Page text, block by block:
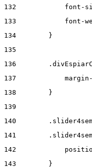
132
font-
133
font-
134
        }
135
136
137
138
        }
139
140
141
142
143
        }